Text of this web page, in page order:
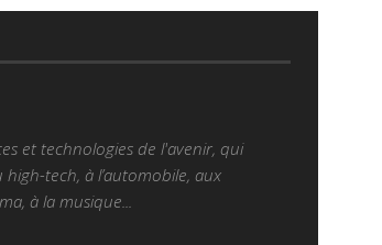
et technologies de l'avenir, qui
tech, à l’automobile, aux
à la musique...